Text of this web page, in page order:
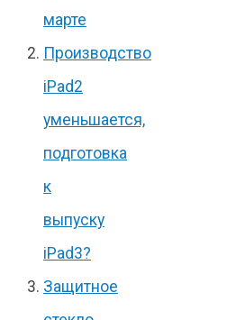
марте
Производство
iPad2
уменьшается,
подготовка
к
выпуску
iPad3?
Защитное